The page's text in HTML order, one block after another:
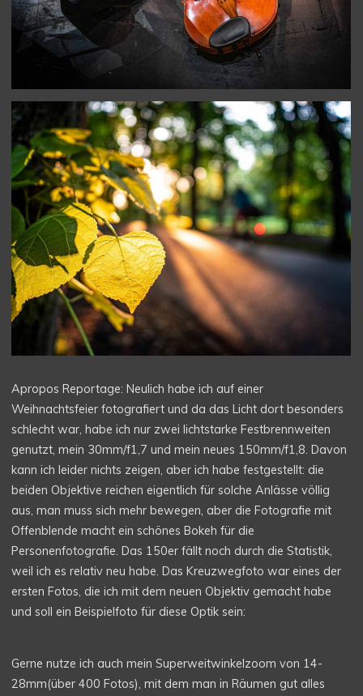
Apropos Reportage: Neulich habe ich auf einer
Weihnachtsfeier fotografiert und da das Licht dort besonders
schlecht war, habe ich nur zwei lichtstarke Festbrennweiten
genutzt, mein 30mm/f1,7 und mein neues 150mm/f1,8. Davon
kann ich leider nichts zeigen, aber ich habe festgestellt: die
beiden Objektive reichen eigentlich für solche Anlässe völlig
aus, man muss sich mehr bewegen, aber die Fotografie mit
Offenblende macht ein schönes Bokeh für die
Personenfotografie. Das 150er fällt noch durch die Statistik,
weil ich es relativ neu habe. Das Kreuzwegfoto war eines der
ersten Fotos, die ich mit dem neuen Objektiv gemacht habe
und soll ein Beispielfoto für diese Optik sein:
Gerne nutze ich auch mein Superweitwinkelzoom von 14-
28mm(über 400 Fotos), mit dem man in Räumen gut alles